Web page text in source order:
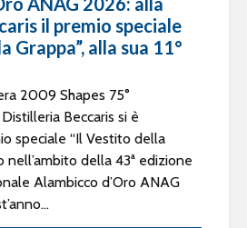
il premio speciale
Grappa”, alla sua 11°
2009 Shapes 75°
Beccaris si è
speciale “Il Vestito della
nell’ambito della 43ª edizione
Alambicco d’Oro ANAG